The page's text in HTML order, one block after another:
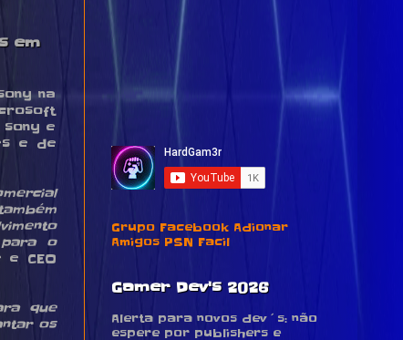
em
na
e
e de
o
CEO
que
os
Grupo Facebook Adionar
Amigos PSN Facil
Gamer Dev's 2026
Alerta para novos dev´s: não
espere por publishers e